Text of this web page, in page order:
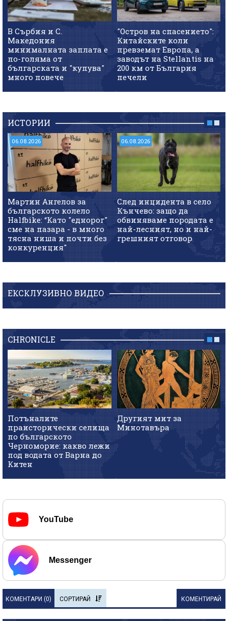
В Сърбия и С.
Македония
минималната заплата е
по-голяма от
българската и "купува"
много повече
"Остров на спасението":
Китайските коли
превземат Европа, а
заводът на Stellantis на
200 км от България
печели
ИСТОРИИ
06.08.2026
Мартин Ангелов за
българското колело
Halfbike: “Като "еднорог"
сме на пазара - в много
тясна ниша и почти без
конкуренция"
06.08.2026
След инцидента в село
Кънчево: защо да
обвиняваме породата е
най-лесният, но и най-
грешният отговор
ЕКСКЛУЗИВНО ВИДЕО
CHRONICLE
Потъналите
праисторически селища
по българското
Черноморие: какво лежи
под водата от Варна до
Китен
Другият мит за
Минотавъра
YouTube
Messenger
КОМЕНТАРИ (0) СОРТИРАЙ КОМЕНТИРАЙ